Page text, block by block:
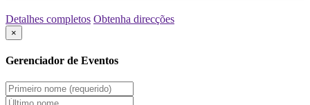
Detalhes completos Obtenha direcções
×
Gerenciador de Eventos